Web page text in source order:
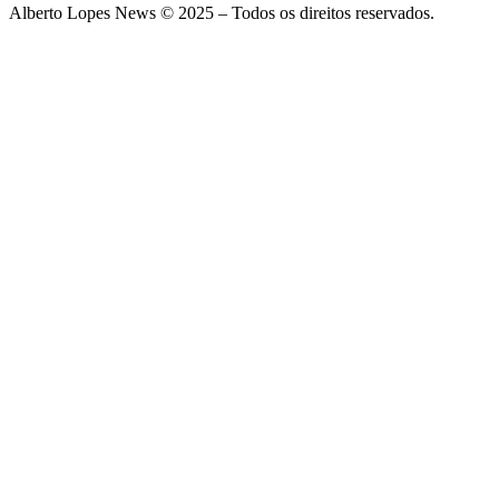
Alberto Lopes News © 2025 – Todos os direitos reservados.